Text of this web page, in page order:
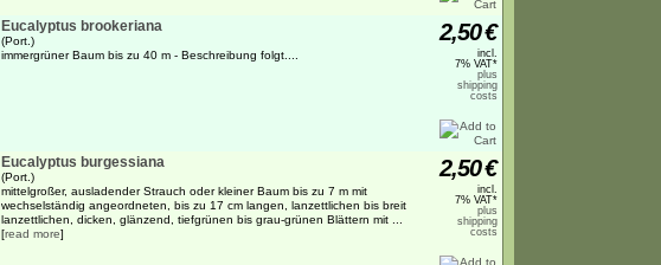
Eucalyptus brookeriana
(Port.)
immergrüner Baum bis zu 40 m - Beschreibung folgt....
2,50€
incl.
7% VAT*
plus
shipping
costs
Eucalyptus burgessiana
(Port.)
mittelgroßer, ausladender Strauch oder kleiner Baum bis zu 7 m mit
wechselständig angeordneten, bis zu 17 cm langen, lanzettlichen bis breit
lanzettlichen, dicken, glänzend, tiefgrünen bis grau-grünen Blättern mit ...
[read more]
2,50€
incl.
7% VAT*
plus
shipping
costs